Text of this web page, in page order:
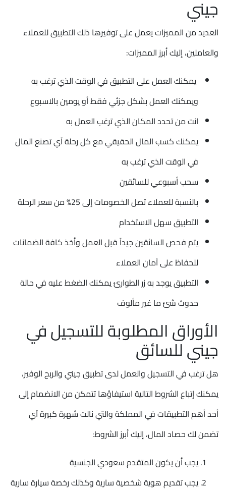
جيني
العديد من المميزات يعمل على توفيرها ذلك التطبيق للعملاء
والعاملين، إليك أبرز المميزات:
يمكنك العمل على التطبيق في الوقت الذي ترغب به
ويمكنك العمل بشكل جزئي فقط أو يومين بالاسبوع
انت من تحدد المكان الذي ترغب العمل به
يمكنك كسب المال الحقيقي مع كل رحلة آي تصنع المال
في الوقت الذي ترغب به
سحب أسبوعي للسائقين
بالنسبة للعملاء تصل الخصومات إلى 25% من سعر الرحلة
التطبيق سهل الاستخدام
يتم فحص السائقين جيداً قبل العمل وأخذ كافة الضمانات
للحفاظ على آمان العملاء
التطبيق يوجد به زر الطوارئ يمكنك الضغط عليه في حالة
حدوث شئ ما غير مألوف
الأوراق المطلوبة للتسجيل في
جيني للسائق
هل ترغب في التسجيل والعمل لدى تطبيق جيني والربح الوفير،
يمكنك إتباع الشروط التالية استيفاؤها تتمكن من الانضمام إلى
أحد أهم التطبيقات في المملكة والتي نالت شهرة كبيرة آي
تضمن لك حصاد المال، إليك أبرز الشروط:
يجب أن يكون المتقدم سعودي الجنسية
يجب تقديم هوية شخصية سارية وكذلك رخصة سيارة سارية